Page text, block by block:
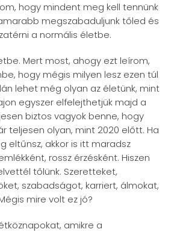
hogy mindent meg kell tennünk
megszabaduljunk tőled és
a normális életbe.
Mert most, ahogy ezt leírom,
hogy mégis milyen lesz ezen túl
lehet még olyan az életünk, mint
egyszer elfelejthetjük majd a
biztos vagyok benne, hogy
teljesen olyan, mint 2020 előtt. Ha
eltűnsz, akkor is itt maradsz
rossz érzésként. Hiszen
tőlünk. Szeretteket,
szabadságot, karriert, álmokat,
mire volt ez jó?
amikre a